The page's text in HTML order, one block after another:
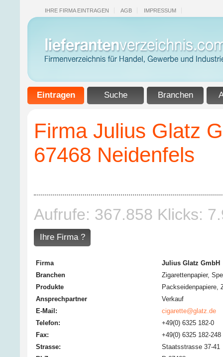
IHRE FIRMA EINTRAGEN AGB IMPRESSUM
Eintragen Suche Branchen
Firma Julius Glatz
67468 Neidenfels
Aufrufe: 367.858 Klicks:
Ihre Firma ?
Firma
Julius Glatz GmbH
Branchen
Zigarettenpapier,
Produkte
Packseidenpapiere,
Ansprechpartner
Verkauf
E-Mail:
cigarette@glatz.de
Telefon:
+49(0) 6325 182-0
Fax:
+49(0) 6325 182-248
Strasse:
Staatsstrasse 37-41